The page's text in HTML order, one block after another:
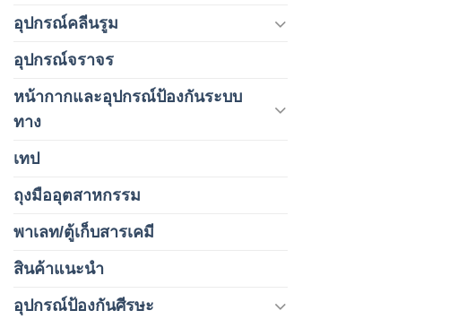
อุปกรณ์คลีนรูม
อุปกรณ์จราจร
หน้ากากและอุปกรณ์ป้องกันระบบ
ทาง
เทป
ถุงมืออุตสาหกรรม
พาเลท/ตู้เก็บสารเคมี
สินค้าแนะนำ
อุปกรณ์ป้องกันศีรษะ